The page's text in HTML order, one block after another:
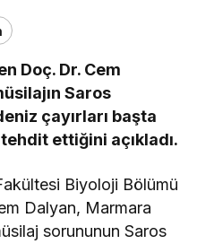
Doç. Dr. Cem
Saros
çayırları başta
ettiğini açıkladı.
Biyoloji Bölümü
Dalyan, Marmara
sorununun Saros